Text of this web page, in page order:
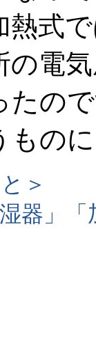
式で
の電
たの
もの
＞
器」「